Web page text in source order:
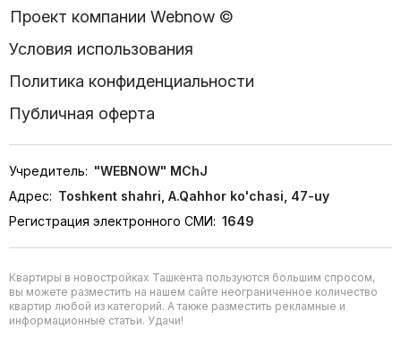
Проект компании Webnow ©
Условия использования
Политика конфиденциальности
Публичная оферта
Учредитель: "WEBNOW" MChJ
Адрес: Toshkent shahri, A.Qahhor ko'chasi, 47-uy
Регистрация электронного СМИ: 1649
Квартиры в новостройках Ташкента пользуются большим спросом,
вы можете разместить на нашем сайте неограниченное количество
квартир любой из категорий. А также разместить рекламные и
информационные статьи. Удачи!